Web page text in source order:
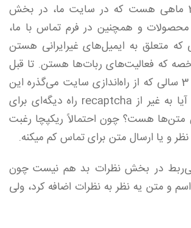
حدود 2 ماهی هست که در سایت ما، در بخش
و همچنین در فرم تماس با ما،
متعلق به ایمیل‌های غیرایرانی هستن
که فعالیت‌های ربات‌ها هستن. تا قبل
از اون و در مدت 3 سالی که از راه‌اندازی سایت می‌گذره این
مورد رو نداشتیم. آیا به غیر از recaptcha راه دیگه‌ای برای
هست؟ چون احتمالاً ریکپچا رغبت
نظر و یا ارسال متن برای تماس کم میکنه.
در بخش نظرات بد هم نیست چون
و متن یه نظر به نظرات اضافه کرد، ولی